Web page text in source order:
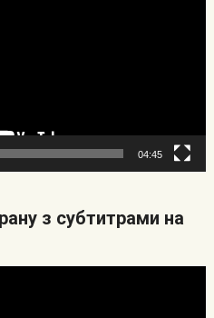
04:45
з субтитрами на